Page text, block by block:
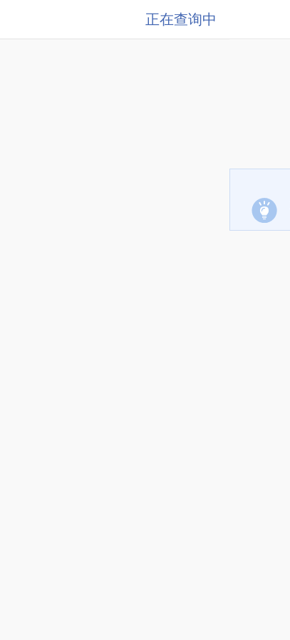
正在查询中